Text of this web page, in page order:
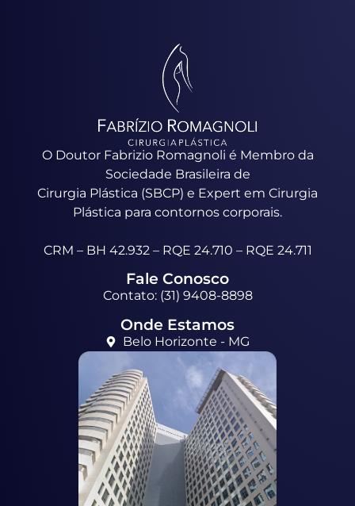
O Doutor Fabrizio Romagnoli é Membro da
Sociedade Brasileira de
Cirurgia Plástica (SBCP) e Expert em Cirurgia
Plástica para contornos corporais.
CRM – BH 42.932 – RQE 24.710 – RQE 24.711
Fale Conosco
Contato: (31) 9408-8898
Onde Estamos
Belo Horizonte - MG